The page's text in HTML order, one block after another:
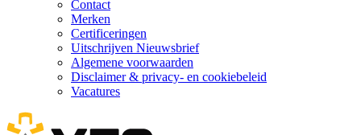
Contact
Merken
Certificeringen
Uitschrijven Nieuwsbrief
Algemene voorwaarden
Disclaimer & privacy- en cookiebeleid
Vacatures